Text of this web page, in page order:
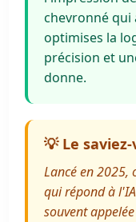
chevronné qui
optimises la
précision et
donne.
💡 Le saviez-
Lancé en 2025,
qui répond à
souvent